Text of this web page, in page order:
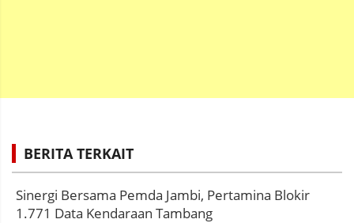
BERITA TERKAIT
Sinergi Bersama Pemda Jambi, Pertamina Blokir
1.771 Data Kendaraan Tambang